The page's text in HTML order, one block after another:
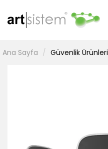
Ana Sayfa Güvenlik Ürünleri